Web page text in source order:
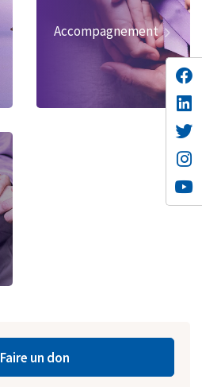
Accompagnement
Faire un don